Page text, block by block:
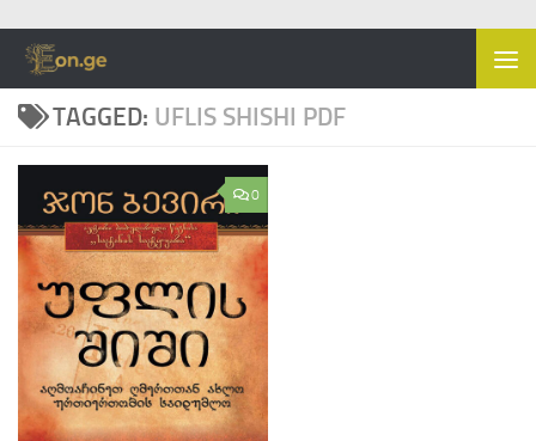
Skip to content
TAGGED: UFLIS SHISHI PDF
0